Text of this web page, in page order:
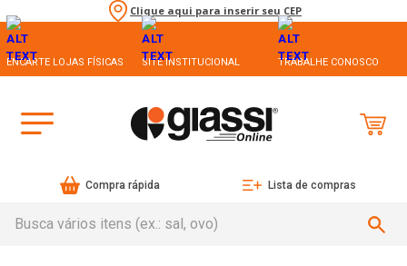
Clique aqui para inserir seu CEP
ENCARTE LOJAS FÍSICAS SITE INSTITUCIONAL TRABALHE CONOSCO
Compra rápida Lista de compras